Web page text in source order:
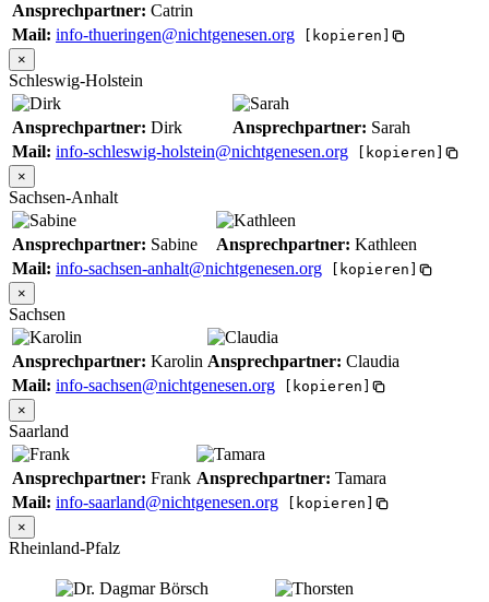
Ansprechpartner: Catrin
Mail: info-thueringen@nichtgenesen.org
[kopieren]
×
Schleswig-Holstein
Ansprechpartner: Dirk Ansprechpartner: Sarah
Mail: info-schleswig-holstein@nichtgenesen.org
[kopieren]
×
Sachsen-Anhalt
Ansprechpartner: Sabine Ansprechpartner: Kathleen
Mail: info-sachsen-anhalt@nichtgenesen.org
[kopieren]
×
Sachsen
Ansprechpartner: Karolin Ansprechpartner: Claudia
Mail: info-sachsen@nichtgenesen.org
[kopieren]
×
Saarland
Ansprechpartner: Frank Ansprechpartner: Tamara
Mail: info-saarland@nichtgenesen.org
[kopieren]
×
Rheinland-Pfalz